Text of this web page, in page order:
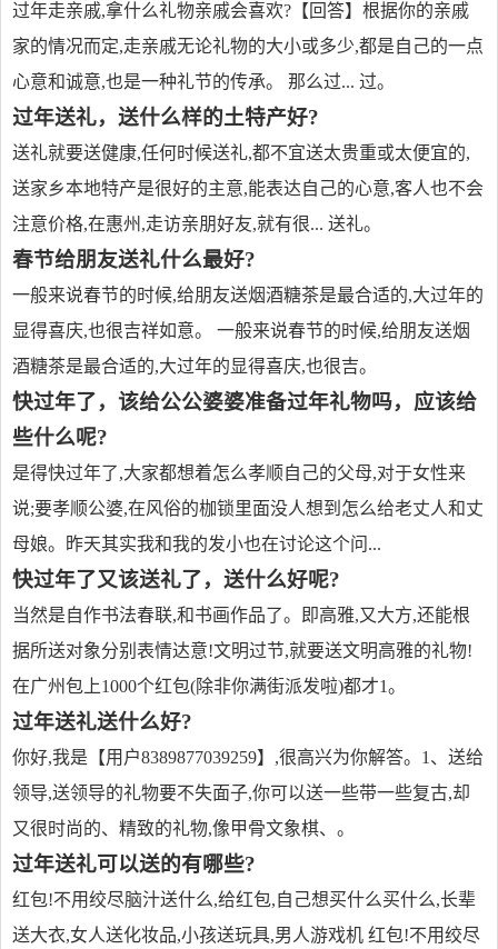
过年走亲戚,拿什么礼物亲戚会喜欢?【回答】根据你的亲戚
家的情况而定,走亲戚无论礼物的大小或多少,都是自己的一点
心意和诚意,也是一种礼节的传承。 那么过... 过。
过年送礼，送什么样的土特产好?
送礼就要送健康,任何时候送礼,都不宜送太贵重或太便宜的,
送家乡本地特产是很好的主意,能表达自己的心意,客人也不会
注意价格,在惠州,走访亲朋好友,就有很... 送礼。
春节给朋友送礼什么最好?
一般来说春节的时候,给朋友送烟酒糖茶是最合适的,大过年的
显得喜庆,也很吉祥如意。 一般来说春节的时候,给朋友送烟
酒糖茶是最合适的,大过年的显得喜庆,也很吉。
快过年了，该给公公婆婆准备过年礼物吗，应该给
些什么呢?
是得快过年了,大家都想着怎么孝顺自己的父母,对于女性来
说;要孝顺公婆,在风俗的枷锁里面没人想到怎么给老丈人和丈
母娘。昨天其实我和我的发小也在讨论这个问...
快过年了又该送礼了，送什么好呢?
当然是自作书法春联,和书画作品了。即高雅,又大方,还能根
据所送对象分别表情达意!文明过节,就要送文明高雅的礼物!
在广州包上1000个红包(除非你满街派发啦)都才1。
过年送礼送什么好?
你好,我是【用户8389877039259】,很高兴为你解答。1、送给
领导,送领导的礼物要不失面子,你可以送一些带一些复古,却
又很时尚的、精致的礼物,像甲骨文象棋、。
过年送礼可以送的有哪些?
红包!不用绞尽脑汁送什么,给红包,自己想买什么买什么,长辈
送大衣,女人送化妆品,小孩送玩具,男人游戏机 红包!不用绞尽